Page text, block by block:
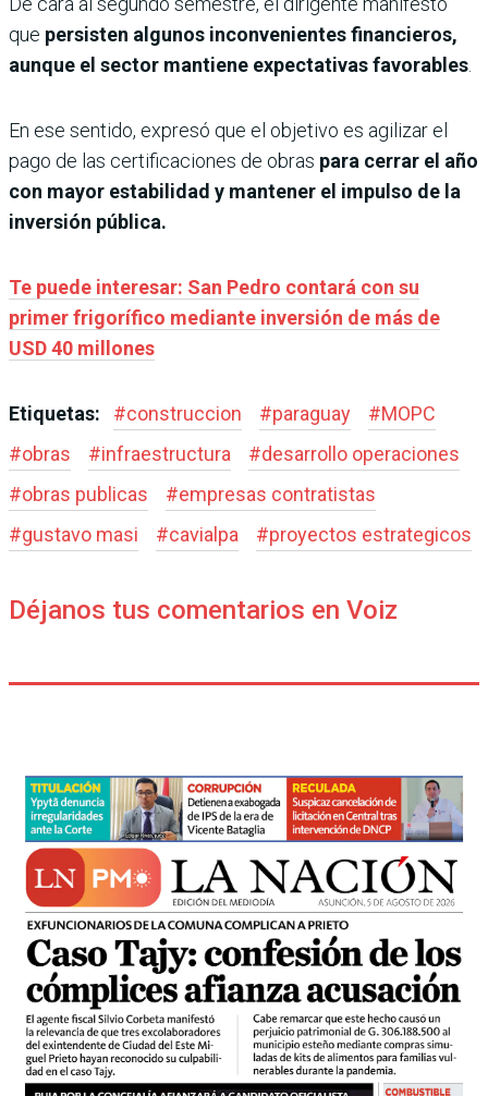
que persisten algunos inconvenientes financieros,
aunque el sector mantiene expectativas favorables
En ese sentido, expresó que el objetivo es agilizar el
pago de las certificaciones de obras para cerrar el año
con mayor estabilidad y mantener el impulso de la
inversión pública.
Te puede interesar: San Pedro contará con su
primer frigorífico mediante inversión de más de
USD 40 millones
Etiquetas: #construccion #paraguay #MOPC
#obras #infraestructura #desarrollo operaciones
#obras publicas #empresas contratistas
#gustavo masi #cavialpa #proyectos estrategicos
Déjanos tus comentarios en Voiz